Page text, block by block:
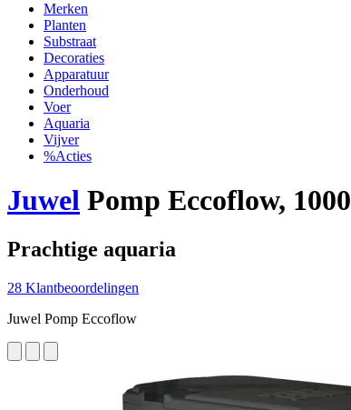
Merken
Planten
Substraat
Decoraties
Apparatuur
Onderhoud
Voer
Aquaria
Vijver
%Acties
Juwel Pomp Eccoflow, 1000
Prachtige aquaria
28 Klantbeoordelingen
Juwel Pomp Eccoflow